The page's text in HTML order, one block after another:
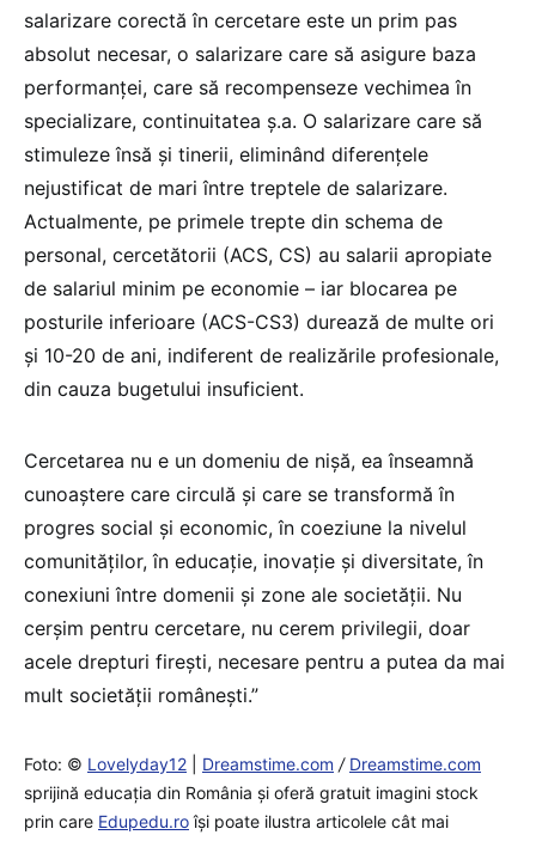
salarizare corectă în cercetare este un prim pas
absolut necesar, o salarizare care să asigure baza
performanței, care să recompenseze vechimea în
specializare, continuitatea ș.a. O salarizare care să
stimuleze însă și tinerii, eliminând diferențele
nejustificat de mari între treptele de salarizare.
Actualmente, pe primele trepte din schema de
personal, cercetătorii (ACS, CS) au salarii apropiate
de salariul minim pe economie – iar blocarea pe
posturile inferioare (ACS-CS3) durează de multe ori
și 10-20 de ani, indiferent de realizările profesionale,
din cauza bugetului insuficient.
Cercetarea nu e un domeniu de nișă, ea înseamnă
cunoaștere care circulă și care se transformă în
progres social și economic, în coeziune la nivelul
comunităților, în educație, inovație și diversitate, în
conexiuni între domenii și zone ale societății. Nu
cerșim pentru cercetare, nu cerem privilegii, doar
acele drepturi firești, necesare pentru a putea da mai
mult societății românești.”
Foto: © Lovelyday12 Dreamstime.com / Dreamstime.com
sprijină educaţia din România şi oferă gratuit imagini stock
prin care Edupedu.roîşi poate ilustra articolele cât mai